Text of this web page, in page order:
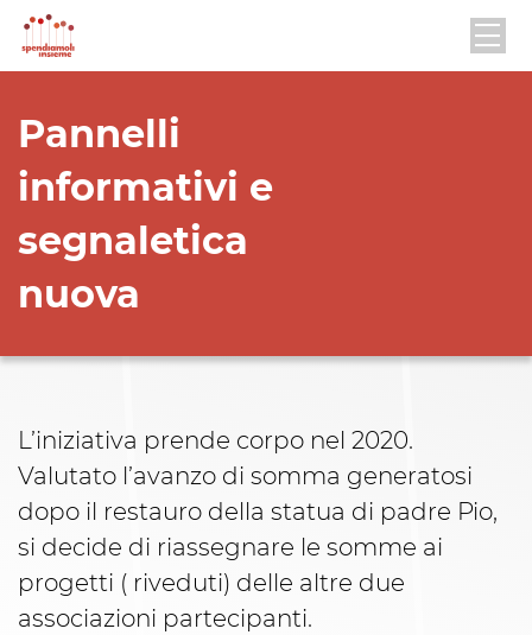
Pannelli
informativi e
segnaletica
nuova
L’iniziativa prende corpo nel 2020.
Valutato l’avanzo di somma generatosi
dopo il restauro della statua di padre Pio,
si decide di riassegnare le somme ai
progetti ( riveduti) delle altre due
associazioni partecipanti.